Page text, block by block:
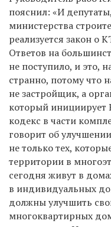
пояснил: «И
министерства
реализуется закон о
Ответов на
не поступило, и это,
странно, потому что
не застройщик, а
который инициирует
кодекс в части
говорит об
не только тех,
территории в
сегодня живут в
в индивидуальных
должны улучшить
многоквартирных